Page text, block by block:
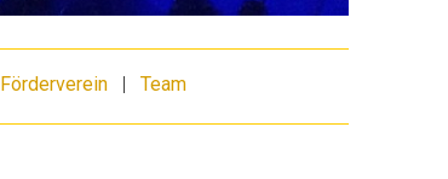
Förderverein | Team